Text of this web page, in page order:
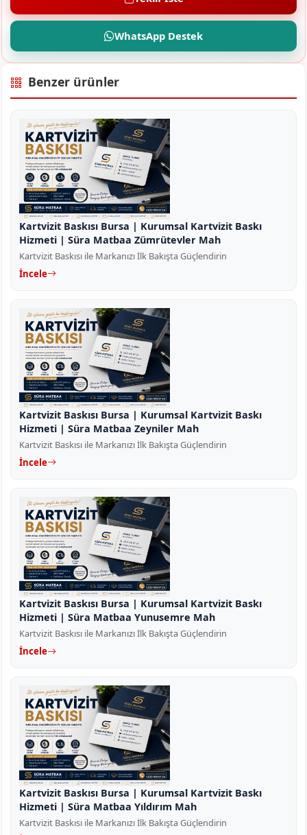
WhatsApp Destek
Benzer ürünler
Kartvizit Baskısı Bursa | Kurumsal Kartvizit Baskı
Hizmeti | Süra Matbaa Zümrütevler Mah
Kartvizit Baskısı ile Markanızı İlk Bakışta Güçlendirin
İncele
Kartvizit Baskısı Bursa | Kurumsal Kartvizit Baskı
Hizmeti | Süra Matbaa Zeyniler Mah
Kartvizit Baskısı ile Markanızı İlk Bakışta Güçlendirin
İncele
Kartvizit Baskısı Bursa | Kurumsal Kartvizit Baskı
Hizmeti | Süra Matbaa Yunusemre Mah
Kartvizit Baskısı ile Markanızı İlk Bakışta Güçlendirin
İncele
Kartvizit Baskısı Bursa | Kurumsal Kartvizit Baskı
Hizmeti | Süra Matbaa Yıldırım Mah
Kartvizit Baskısı ile Markanızı İlk Bakışta Güçlendirin